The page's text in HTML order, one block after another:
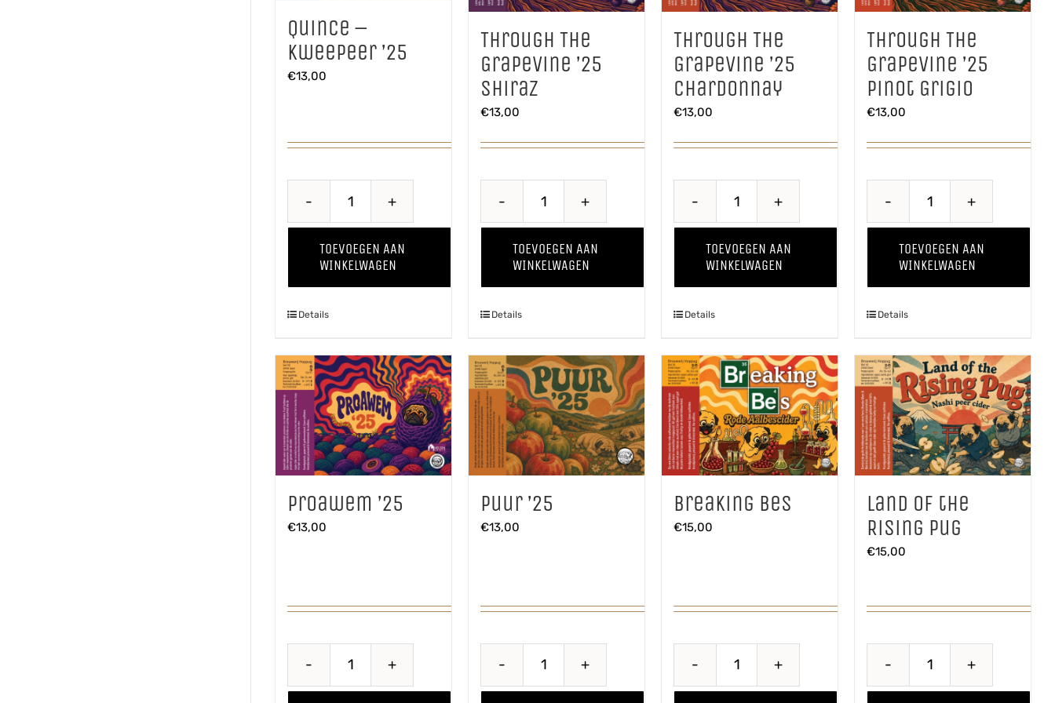
Quince –
Kweepeer ’25
€13,00
Kweepeer
TOEVOEGEN AAN
WINKELWAGEN
Details
Through The
Grapevine ’25
Shiraz
€13,00
Grapevine
TOEVOEGEN AAN
WINKELWAGEN
Details
Through The
Grapevine ’25
Chardonnay
€13,00
Grapevine
TOEVOEGEN AAN
WINKELWAGEN
Details
Through The
Grapevine ’25
Pinot Grigio
€13,00
Grapevine
aantal
TOEVOEGEN AAN
WINKELWAGEN
Details
Proawem ’25
€13,00
Puur ’25
€13,00
Breaking Bes
€15,00
Land of the
Rising Pug
€15,00